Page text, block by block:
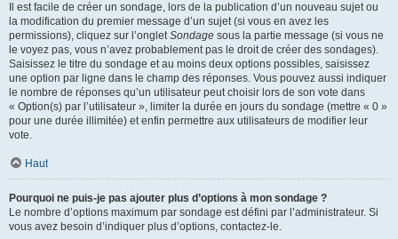
Il est facile de créer un sondage, lors de la publication d’un nouveau sujet ou
la modification du premier message d’un sujet (si vous en avez les
permissions), cliquez sur l’ongletSondage sous la partie message (si vous ne
le voyez pas, vous n’avez probablement pas le droit de créer des sondages).
Saisissez le titre du sondage et au moins deux options possibles, saisissez
une option par ligne dans le champ des réponses. Vous pouvez aussi indiquer
le nombre de réponses qu’un utilisateur peut choisir lors de son vote dans
« Option(s) par l’utilisateur », limiter la durée en jours du sondage (mettre « 0 »
pour une durée illimitée) et enfin permettre aux utilisateurs de modifier leur
vote.
Haut
Pourquoi ne puis-je pas ajouter plus d’options à mon sondage ?
Le nombre d’options maximum par sondage est défini par l’administrateur. Si
vous avez besoin d’indiquer plus d’options, contactez-le.